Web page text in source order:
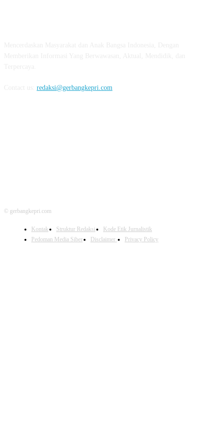
redaksi@gerbangkepri.com
© gerbangkepri.com
Kontak Struktur Redaksi
Kode Etik Jurnalistik
Pedoman Media Siber
Disclaimer Privacy Policy